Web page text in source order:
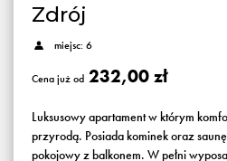
Zdrój
miejsc: 6
Cena już od 232,00 zł
Luksusowy apartament w którym
przyrodą. Posiada kominek oraz
pokojowy z balkonem. W pełni